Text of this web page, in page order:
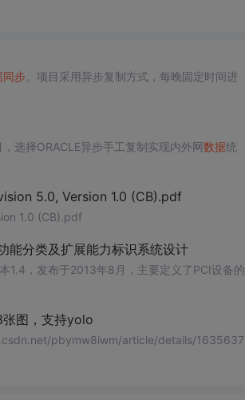
同步。项目采用异步复制方式，每晚固定时间进
选择ORACLE异步手工复制实现内外网数据统
5.0, Version 1.0 (CB).pdf
1.0 (CB).pdf
能分类及扩展能力标识系统设计
1.4，发布于2013年8月，主要定义了PCI设备的
图，支持yolo
pbymw8iwm/article/details/1635637